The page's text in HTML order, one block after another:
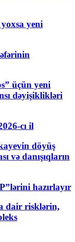
yeni
üçün yeni
dəyişiklikləri
cı il
döyüş
və danışıqların
hazırlayır
dair risklərin,